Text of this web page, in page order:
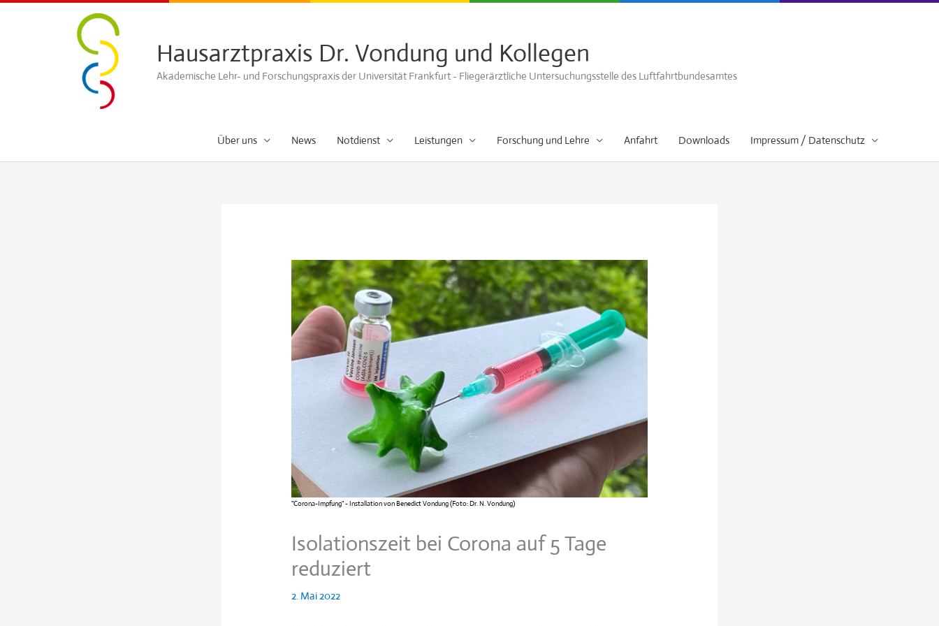
Hausarztpraxis Dr. Vondung und Kollegen
Akademische Lehr- und Forschungspraxis der Universität Frankfurt - Fliegerärztliche Untersuchungsstelle des Luftfahrtbundesamtes
Über uns News Notdienst Leistungen Forschung und Lehre Anfahrt Downloads Impressum / Datenschutz
"Corona-Impfung" - Installation von Benedict Vondung (Foto: Dr. N. Vondung)
Isolationszeit bei Corona auf 5 Tage
reduziert
2. Mai 2022